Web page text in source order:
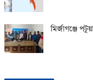
মির্জাগঞ্জে